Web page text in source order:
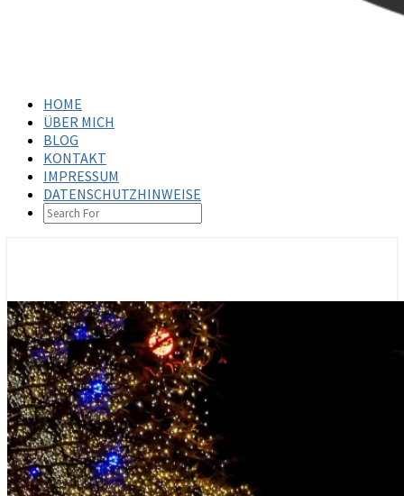
HOME
ÜBER MICH
BLOG
KONTAKT
IMPRESSUM
DATENSCHUTZHINWEISE
SEARCH
ICON